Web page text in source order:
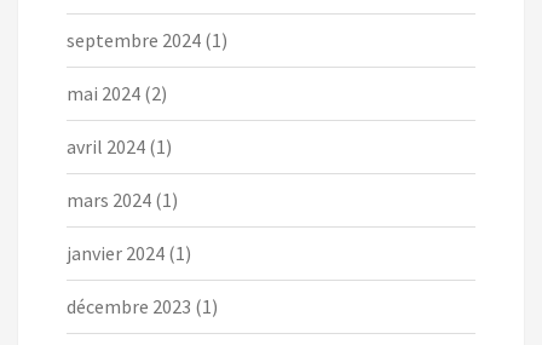
septembre 2024 (1)
mai 2024 (2)
avril 2024 (1)
mars 2024 (1)
janvier 2024 (1)
décembre 2023 (1)